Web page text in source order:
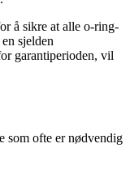
å sikre at alle o-ring-
sjelden
garantiperioden, vil
som ofte er nødvendig